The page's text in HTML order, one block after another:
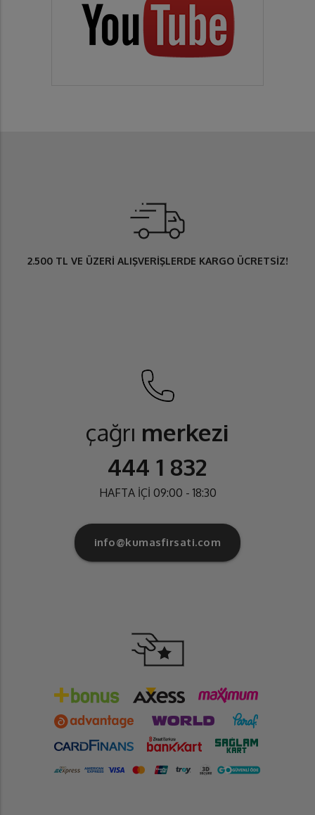
2.500 TL VE ÜZERİ ALIŞVERİŞLERDE KARGO ÜCRETSİZ!
çağrı merkezi
444 1 832
HAFTA İÇİ 09:00 - 18:30
info@kumasfirsati.com